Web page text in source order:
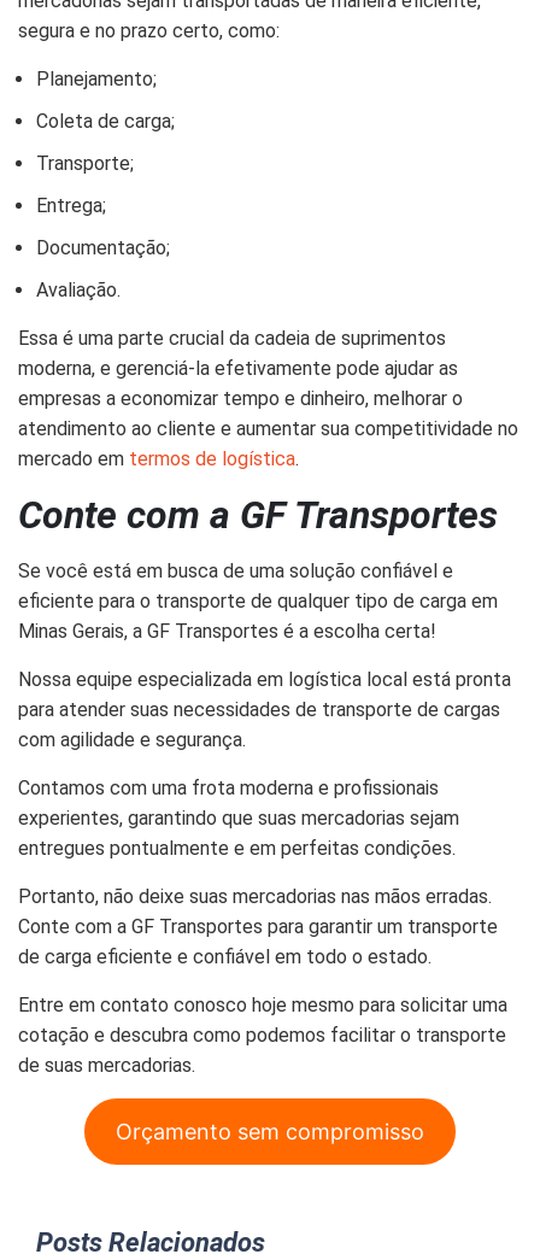
segura e no prazo certo, como:
Planejamento;
Coleta de carga;
Transporte;
Entrega;
Documentação;
Avaliação.
Essa é uma parte crucial da cadeia de suprimentos
moderna, e gerenciá-la efetivamente pode ajudar as
empresas a economizar tempo e dinheiro, melhorar o
atendimento ao cliente e aumentar sua competitividade no
mercado em termos de logística.
Conte com a GF Transportes
Se você está em busca de uma solução confiável e
eficiente para o transporte de qualquer tipo de carga em
Minas Gerais, a GF Transportes é a escolha certa!
Nossa equipe especializada em logística local está pronta
para atender suas necessidades de transporte de cargas
com agilidade e segurança.
Contamos com uma frota moderna e profissionais
experientes, garantindo que suas mercadorias sejam
entregues pontualmente e em perfeitas condições.
Portanto, não deixe suas mercadorias nas mãos erradas.
Conte com a GF Transportes para garantir um transporte
de carga eficiente e confiável em todo o estado.
Entre em contato conosco hoje mesmo para solicitar uma
cotação e descubra como podemos facilitar o transporte
de suas mercadorias.
Orçamento sem compromisso
Posts Relacionados